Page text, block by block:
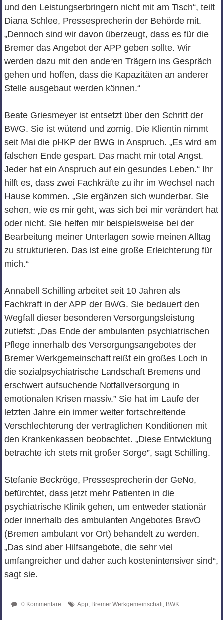
und den Leistungserbringern nicht mit am Tisch“, teilt
Diana Schlee, Pressesprecherin der Behörde mit.
„Dennoch sind wir davon überzeugt, dass es für die
Bremer das Angebot der APP geben sollte. Wir
werden dazu mit den anderen Trägern ins Gespräch
gehen und hoffen, dass die Kapazitäten an anderer
Stelle ausgebaut werden können.“
Beate Griesmeyer ist entsetzt über den Schritt der
BWG. Sie ist wütend und zornig. Die Klientin nimmt
seit Mai die pHKP der BWG in Anspruch. „Es wird am
falschen Ende gespart. Das macht mir total Angst.
Jeder hat ein Anspruch auf ein gesundes Leben.“ Ihr
hilft es, dass zwei Fachkräfte zu ihr im Wechsel nach
Hause kommen. „Sie ergänzen sich wunderbar. Sie
sehen, wie es mir geht, was sich bei mir verändert hat
oder nicht. Sie helfen mir beispielsweise bei der
Bearbeitung meiner Unterlagen sowie meinen Alltag
zu strukturieren. Das ist eine große Erleichterung für
mich.“
Annabell Schilling arbeitet seit 10 Jahren als
Fachkraft in der APP der BWG. Sie bedauert den
Wegfall dieser besonderen Versorgungsleistung
zutiefst: „Das Ende der ambulanten psychiatrischen
Pflege innerhalb des Versorgungsangebotes der
Bremer Werkgemeinschaft reißt ein großes Loch in
die sozialpsychiatrische Landschaft Bremens und
erschwert aufsuchende Notfallversorgung in
emotionalen Krisen massiv.” Sie hat im Laufe der
letzten Jahre ein immer weiter fortschreitende
Verschlechterung der vertraglichen Konditionen mit
den Krankenkassen beobachtet. „Diese Entwicklung
betrachte ich stets mit großer Sorge”, sagt Schilling.
Stefanie Beckröge, Pressesprecherin der GeNo,
befürchtet, dass jetzt mehr Patienten in die
psychiatrische Klinik gehen, um entweder stationär
oder innerhalb des ambulanten Angebotes BravO
(Bremen ambulant vor Ort) behandelt zu werden.
„Das sind aber Hilfsangebote, die sehr viel
umfangreicher und daher auch kostenintensiver sind“,
sagt sie.
0 Kommentare App, Bremer Werkgemeinschaft, BWK